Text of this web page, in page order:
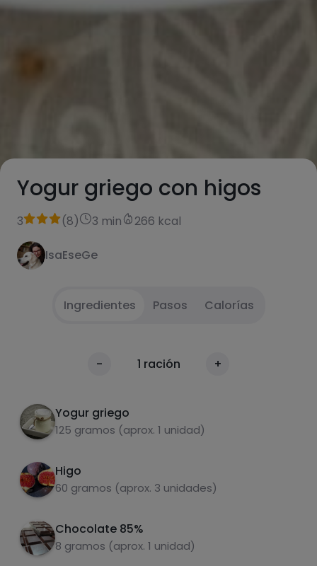
Yogur griego con higos
3 (8) 3 min 266 kcal
IsaEseGe
Ingredientes Pasos Calorías
- 1 ración +
Yogur griego
125 gramos (aprox. 1 unidad)
Higo
60 gramos (aprox. 3 unidades)
Chocolate 85%
8 gramos (aprox. 1 unidad)
Poner el yogur en el cuenco.
añadirlos al yogur. Trocear el chocolate y ¡A
disfrutar!
Carbohidratos Proteínas